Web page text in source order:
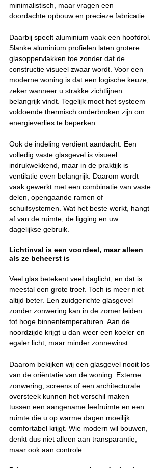
minimalistisch, maar vragen een
doordachte opbouw en precieze fabricatie.
Daarbij speelt aluminium vaak een hoofdrol.
Slanke aluminium profielen laten grotere
glasoppervlakken toe zonder dat de
constructie visueel zwaar wordt. Voor een
moderne woning is dat een logische keuze,
zeker wanneer u strakke zichtlijnen
belangrijk vindt. Tegelijk moet het systeem
voldoende thermisch onderbroken zijn om
energieverlies te beperken.
Ook de indeling verdient aandacht. Een
volledig vaste glasgevel is visueel
indrukwekkend, maar in de praktijk is
ventilatie even belangrijk. Daarom wordt
vaak gewerkt met een combinatie van vaste
delen, opengaande ramen of
schuifsystemen. Wat het beste werkt, hangt
af van de ruimte, de ligging en uw
dagelijkse gebruik.
Lichtinval is een voordeel, maar alleen
als ze beheerst is
Veel glas betekent veel daglicht, en dat is
meestal een grote troef. Toch is meer niet
altijd beter. Een zuidgerichte glasgevel
zonder zonwering kan in de zomer leiden
tot hoge binnentemperaturen. Aan de
noordzijde krijgt u dan weer een koeler en
egaler licht, maar minder zonnewinst.
Daarom bekijken wij een glasgevel nooit los
van de oriëntatie van de woning. Externe
zonwering, screens of een architecturale
oversteek kunnen het verschil maken
tussen een aangename leefruimte en een
ruimte die u op warme dagen moeilijk
comfortabel krijgt. Wie modern wil bouwen,
denkt dus niet alleen aan transparantie,
maar ook aan controle.